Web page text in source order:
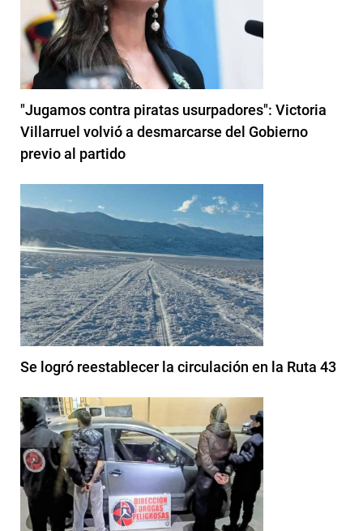
"Jugamos contra piratas usurpadores": Victoria
Villarruel volvió a desmarcarse del Gobierno
previo al partido
Se logró reestablecer la circulación en la Ruta 43